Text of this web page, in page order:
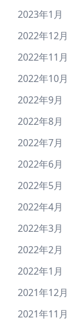
2023年1月
2022年12月
2022年11月
2022年10月
2022年9月
2022年8月
2022年7月
2022年6月
2022年5月
2022年4月
2022年3月
2022年2月
2022年1月
2021年12月
2021年11月